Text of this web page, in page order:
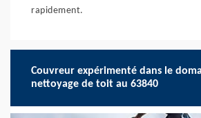
rapidement.
Couvreur expérimenté dans le
nettoyage de toit au 63840